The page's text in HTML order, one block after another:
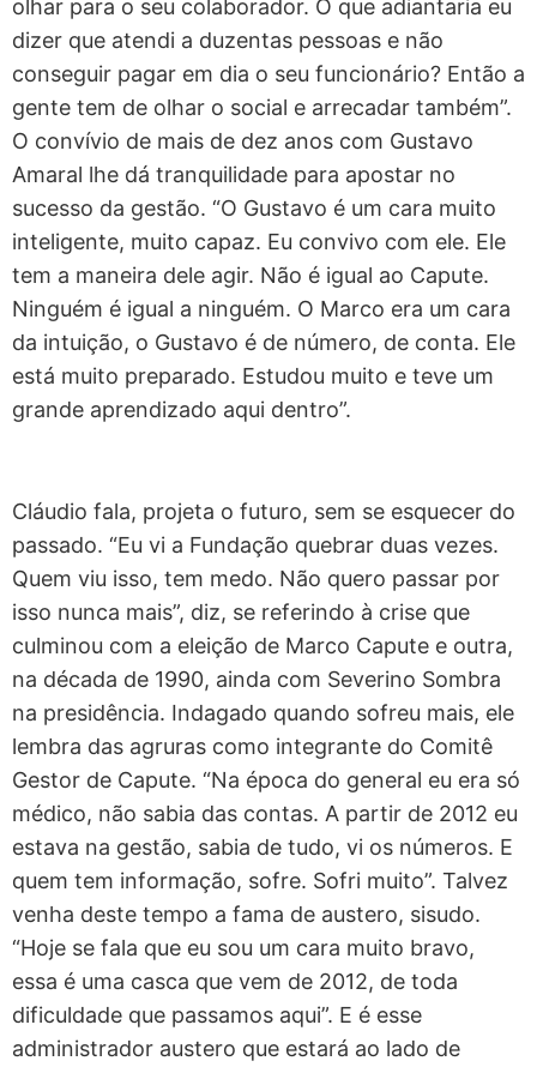
olhar para o seu colaborador. O que adiantaria eu
dizer que atendi a duzentas pessoas e não
conseguir pagar em dia o seu funcionário? Então a
gente tem de olhar o social e arrecadar também”.
O convívio de mais de dez anos com Gustavo
Amaral lhe dá tranquilidade para apostar no
sucesso da gestão. “O Gustavo é um cara muito
inteligente, muito capaz. Eu convivo com ele. Ele
tem a maneira dele agir. Não é igual ao Capute.
Ninguém é igual a ninguém. O Marco era um cara
da intuição, o Gustavo é de número, de conta. Ele
está muito preparado. Estudou muito e teve um
grande aprendizado aqui dentro”.
Cláudio fala, projeta o futuro, sem se esquecer do
passado. “Eu vi a Fundação quebrar duas vezes.
Quem viu isso, tem medo. Não quero passar por
isso nunca mais”, diz, se referindo à crise que
culminou com a eleição de Marco Capute e outra,
na década de 1990, ainda com Severino Sombra
na presidência. Indagado quando sofreu mais, ele
lembra das agruras como integrante do Comitê
Gestor de Capute. “Na época do general eu era só
médico, não sabia das contas. A partir de 2012 eu
estava na gestão, sabia de tudo, vi os números. E
quem tem informação, sofre. Sofri muito”. Talvez
venha deste tempo a fama de austero, sisudo.
“Hoje se fala que eu sou um cara muito bravo,
essa é uma casca que vem de 2012, de toda
dificuldade que passamos aqui”. E é esse
administrador austero que estará ao lado de